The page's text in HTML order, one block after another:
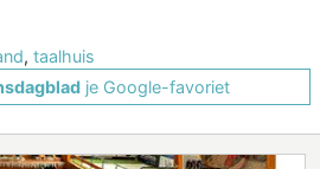
, taalhuis
je Google-favoriet